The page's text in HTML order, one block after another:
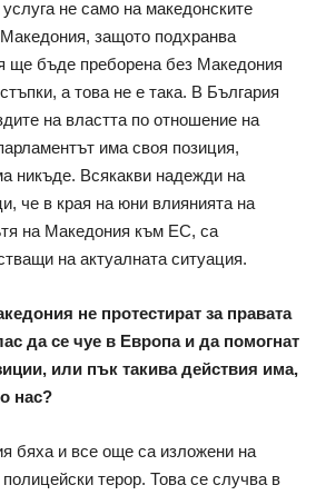
не само на македонските
защото подхранва
ще бъде преборена без Македония
а това не е така. В България
на властта по отношение на
има своя позиция,
никъде. Всякакви надежди на
че в края на юни влиянията на
на Македония към ЕС, са
на актуалната ситуация.
не протестират за правата
да се чуе в Европа и да помогнат
или пък такива действия има,
нас?
бяха и все още са изложени на
терор. Това се случва в